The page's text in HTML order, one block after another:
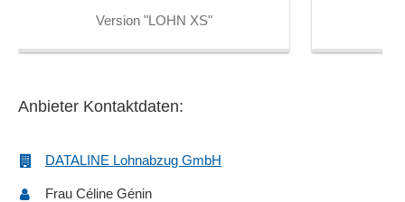
Version "LOHN XS"
Anbieter Kontaktdaten:
DATALINE Lohnabzug GmbH
Frau Céline Génin